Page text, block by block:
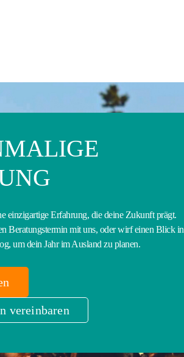
einzigartige Erfahrung, die deine Zukunft prägt.
Beratungstermin mit uns, oder wirf einen Blick in
um dein Jahr im Ausland zu planen.
vereinbaren